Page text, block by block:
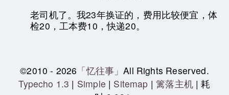
老司机了。我23年换证的，费用比较便宜，体
检20，工本费10，快递20。
©2010 - 2026 「忆往事」All Rights Reserved.
Typecho 1.3 | Simple | Sitemap |篱落主机| 耗